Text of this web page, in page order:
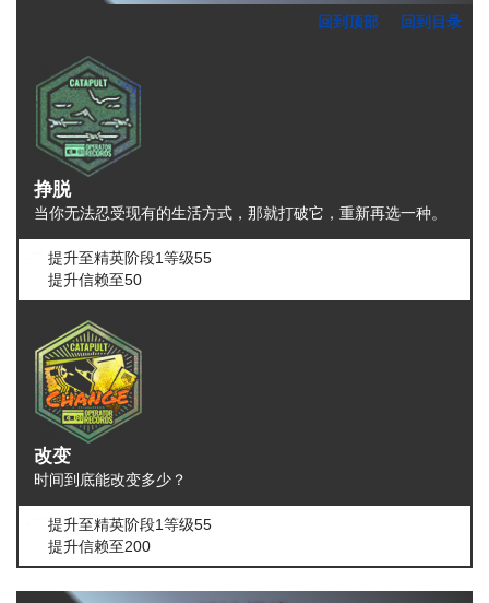
回到顶部 回到目录
挣脱
当你无法忍受现有的生活方式，那就打破它，重新再选一种。
提升至精英阶段1等级55
提升信赖至50
改变
时间到底能改变多少？
提升至精英阶段1等级55
提升信赖至200